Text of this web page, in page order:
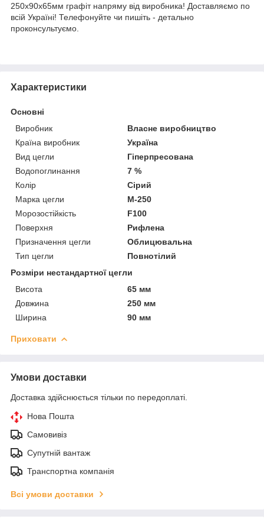
250х90х65мм графіт напряму від виробника! Доставляємо по
всій Україні! Телефонуйте чи пишіть - детально
проконсультуємо.
Характеристики
Основні
Виробник
Власне виробництво
Країна виробник
Україна
Вид цегли
Гіперпресована
Водопоглинання
7 %
Колір
Сірий
Марка цегли
М-250
Морозостійкість
F100
Поверхня
Рифлена
Призначення цегли
Облицювальна
Тип цегли
Повнотілий
Розміри нестандартної цегли
Висота
65 мм
Довжина
250 мм
Ширина
90 мм
Приховати
Умови доставки
Доставка здійснюється тільки по передоплаті.
Нова Пошта
Самовивіз
Супутній вантаж
Транспортна компанія
Всі умови доставки